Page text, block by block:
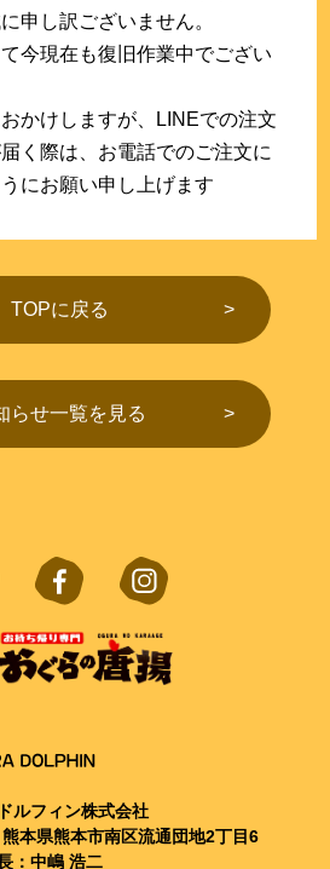
申し訳ございません。
今現在も復旧作業中でござい
かけしますが、LINEでの注文
く際は、お電話でのご注文に
にお願い申し上げます
TOPに戻る
らせ一覧を見る
ルフィン株式会社
本県熊本市南区流通団地2丁目6
：中嶋 浩二